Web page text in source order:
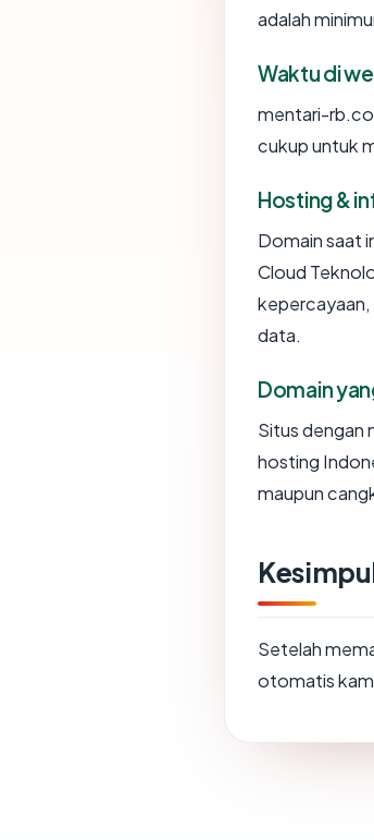
adalah
Waktu di
mentari-
cukup untuk
Hosting &
Domain saat
Cloud
kepercayaan,
data.
Domain
Situs dengan
hosting
maupun
Setelah
otomatis